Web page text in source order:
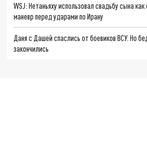
WSJ: Нетаньяху использовал свадьбу сына
маневр перед ударами по Ирану
Даня с Дашей спаслись от боевиков ВСУ. Но
закончились